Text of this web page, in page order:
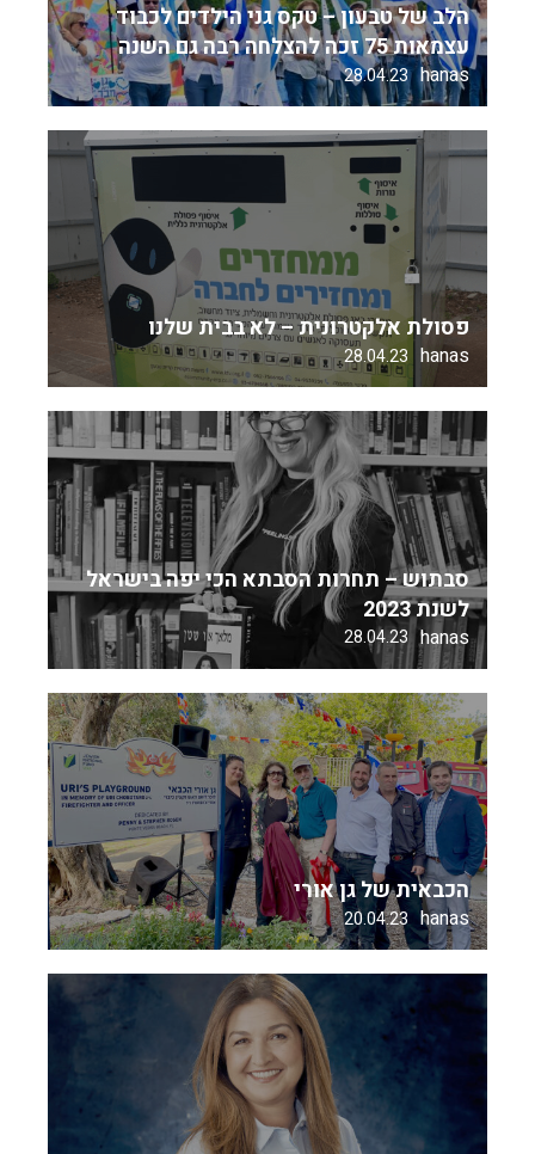
הלב של טבעון – טקס גני הילדים לכבוד
עצמאות 75 זכה להצלחה רבה גם השנה
hanas
28.04.23
פסולת אלקטרונית – לא בבית שלנו
hanas
28.04.23
סבתוש – תחרות הסבתא הכי יפה בישראל
לשנת 2023
hanas
28.04.23
הכבאית של גן אורי
hanas
20.04.23